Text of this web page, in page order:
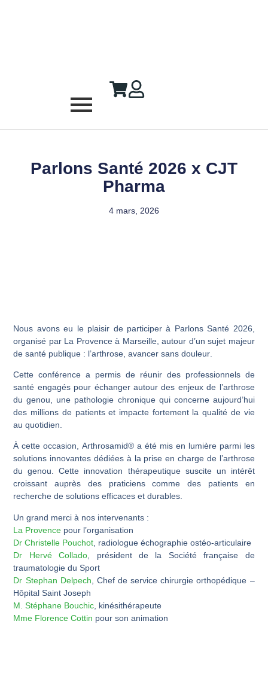
Parlons Santé 2026 x CJT
Pharma
4 mars, 2026
Nous avons eu le plaisir de participer à Parlons Santé 2026
organisé par La Provenceà Marseille, autour d’un sujet majeur
de santé publique : l’arthrose, avancer sans douleur
Cette conférence a permis de réunir des professionnels de
santé engagés pour échanger autour des enjeux de l’arthrose
du genou, une pathologie chronique qui concerne aujourd’hui
des millions de patients et impacte fortement la qualité de vie
au quotidien.
À cette occasion,Arthrosamid® a été mis en lumière parmi les
solutions innovantes dédiées à la prise en charge de l’arthrose
du genou. Cette innovation thérapeutique suscite un intérêt
croissant auprès des praticiens comme des patients en
recherche de solutions efficaces et durables.
Un grand merci à nos intervenants :
La Provence pour l’organisation
Dr Christelle Pouchot , radiologue échographie ostéo-articulaire
Dr Hervé Collado , président de la Société française de
traumatologie du Sport
Dr Stephan Delpech , Chef de service chirurgie orthopédique –
Hôpital Saint Joseph
M. Stéphane Bouchic , kinésithérapeute
Mme Florence Cottin pour son animation